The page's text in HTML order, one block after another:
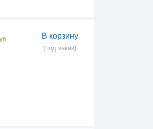
В корзину
(под заказ)